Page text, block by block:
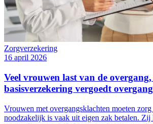
Zorgverzekering
16 april 2026
Veel vrouwen last van de
basisverzekering vergoedt
Vrouwen met overgangsklachten moeten
noodzakelijk is vaak uit eigen zak betalen. Zij